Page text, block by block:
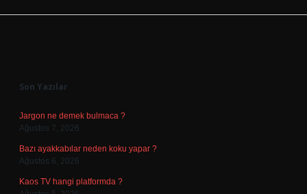
Son Yazılar
Jargon ne demek bulmaca ?
Ağustos 7, 2026
Bazı ayakkabılar neden koku yapar ?
Ağustos 6, 2026
Kaos TV hangi platformda ?